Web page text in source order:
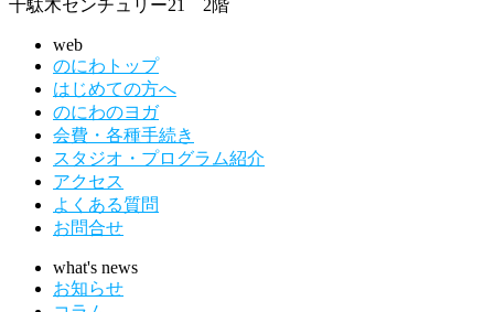
千駄木センチュリー21 2階
web
のにわトップ
はじめての方へ
のにわのヨガ
会費・各種手続き
スタジオ・プログラム紹介
アクセス
よくある質問
お問合せ
what's news
お知らせ